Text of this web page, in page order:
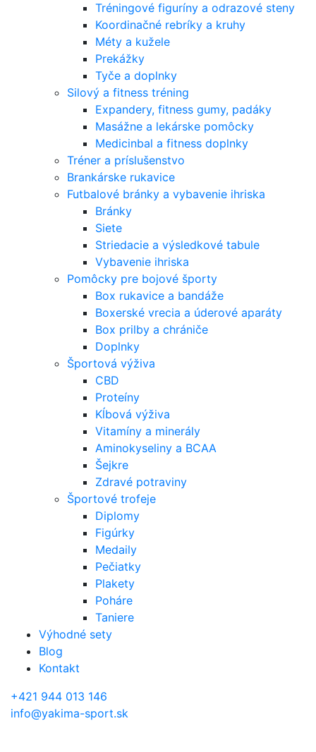
Tréningové figuríny a odrazové steny
Koordinačné rebríky a kruhy
Méty a kužele
Prekážky
Tyče a doplnky
Silový a fitness tréning
Expandery, fitness gumy, padáky
Masážne a lekárske pomôcky
Medicinbal a fitness doplnky
Tréner a príslušenstvo
Brankárske rukavice
Futbalové bránky a vybavenie ihriska
Bránky
Siete
Striedacie a výsledkové tabule
Vybavenie ihriska
Pomôcky pre bojové športy
Box rukavice a bandáže
Boxerské vrecia a úderové aparáty
Box prilby a chrániče
Doplnky
Športová výživa
CBD
Proteíny
Kĺbová výživa
Vitamíny a minerály
Aminokyseliny a BCAA
Šejkre
Zdravé potraviny
Športové trofeje
Diplomy
Figúrky
Medaily
Pečiatky
Plakety
Poháre
Taniere
Výhodné sety
Blog
Kontakt
+421 944 013 146
info@yakima-sport.sk